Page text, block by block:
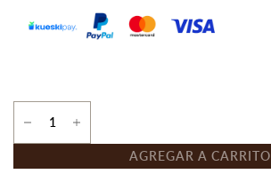
AGREGAR A CARRITO